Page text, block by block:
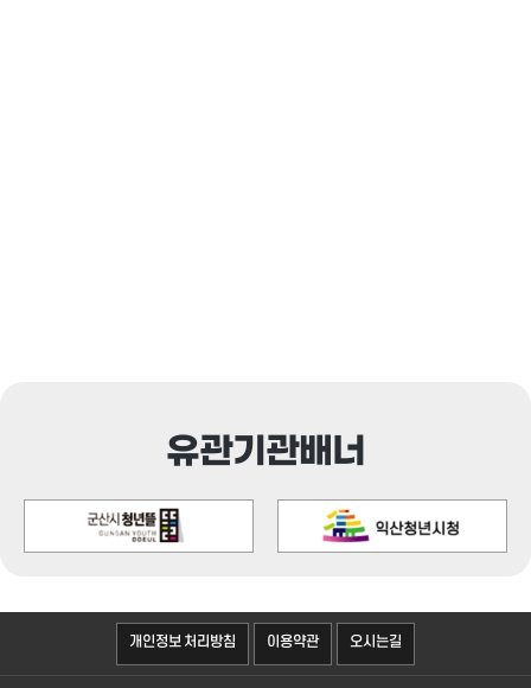
유관기관배너
개인정보 처리방침 이용약관 오시는길